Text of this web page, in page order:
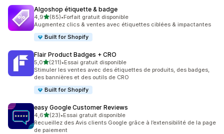
Algoshop étiquette & badge
4,9étoile(s) sur 5
(85)
85 avis au total
•Forfait gratuit disponible
Augmentez clics & ventes avec étiquettes ciblées & impactantes
Built for Shopify
Flair Product Badges + CRO
5,0étoile(s) sur 5
(211)
211 avis au total
•Essai gratuit disponible
Stimuler les ventes avec des étiquettes de produits, des badges,
des bannières et des outils de CRO
Built for Shopify
easy Google Customer Reviews
4,6étoile(s) sur 5
(23)
23 avis au total
•Essai gratuit disponible
Recueillez des Avis clients Google grâce à l’extensibilité de la page
de paiement